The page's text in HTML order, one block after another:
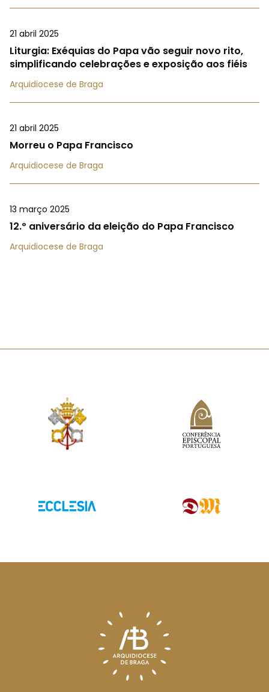
21 abril 2025
Liturgia: Exéquias do Papa vão seguir novo rito,
simplificando celebrações e exposição aos fiéis
Arquidiocese de Braga
21 abril 2025
Morreu o Papa Francisco
Arquidiocese de Braga
13 março 2025
12.º aniversário da eleição do Papa Francisco
Arquidiocese de Braga